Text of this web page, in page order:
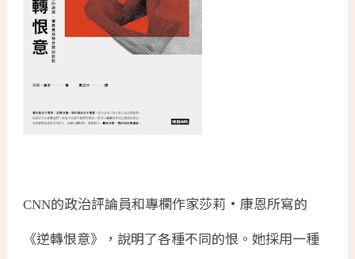
CNN的政治評論員和專欄作家莎莉·康恩所寫的
《逆轉恨意》，說明了各種不同的恨。她採用一種